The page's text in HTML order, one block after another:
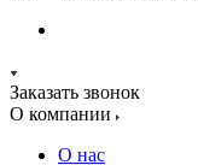
Заказать звонок
О компании
О нас